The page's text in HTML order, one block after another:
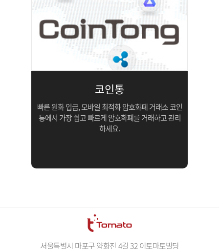
코인통
빠른 원화 입금,모바일 최적화 암호화폐 거래소코인
통에서 가장 쉽고 빠르게암호화폐를 거래하고 관리
하세요.
서울특별시 마포구 양화진 4길 32 이토마토빌딩